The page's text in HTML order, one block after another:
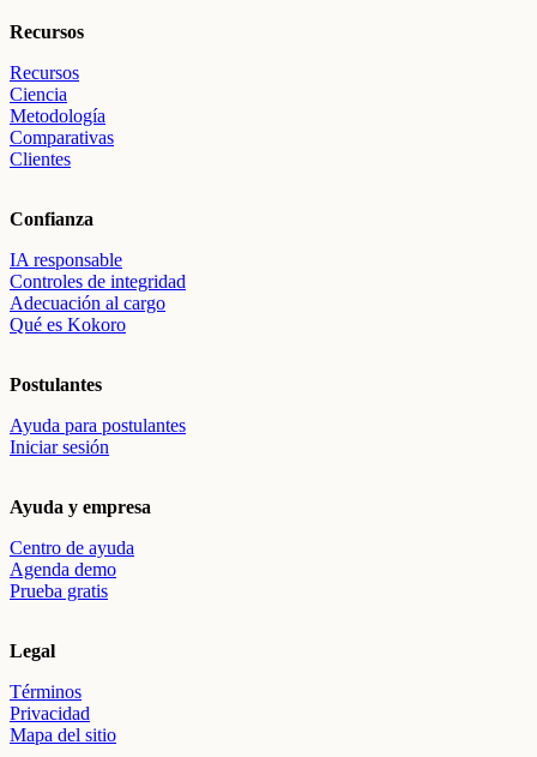
Recursos
Recursos
Ciencia
Metodología
Comparativas
Clientes
Confianza
IA responsable
Controles de integridad
Adecuación al cargo
Qué es Kokoro
Postulantes
Ayuda para postulantes
Iniciar sesión
Ayuda y empresa
Centro de ayuda
Agenda demo
Prueba gratis
Legal
Términos
Privacidad
Mapa del sitio